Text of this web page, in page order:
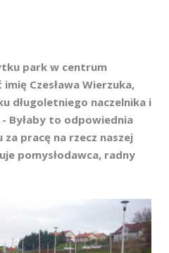
park w centrum
Czesława Wierzuka,
długoletniego naczelnika i
Byłaby to odpowiednia
pracę na rzecz naszej
pomysłodawca, radny